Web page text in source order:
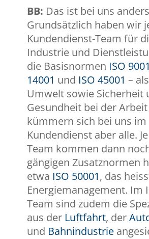
BB: Das ist bei uns
Grundsätzlich haben wir
Kundendienst-Team für
Industrie und
die Basisnormen ISO 9001
14001 und ISO 45001 –
Umwelt sowie Sicherheit
Gesundheit bei der Arbeit
kümmern sich bei uns im
Kundendienst aber alle.
Team kommen dann
gängigen Zusatznormen
etwa ISO 50001, das
Energiemanagement. Im
Team sind zudem die
aus der Luftfahrt, der
und Bahnindustrie